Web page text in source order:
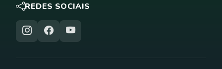
REDES SOCIAIS